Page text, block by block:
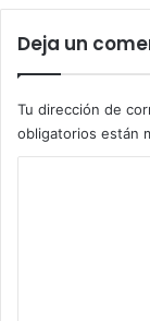
Deja un
Tu dirección de
obligatorios están